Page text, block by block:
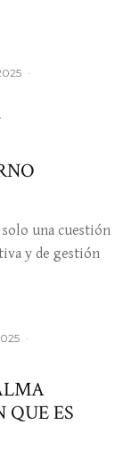
·
solo una cuestión
y de gestión
·
ES